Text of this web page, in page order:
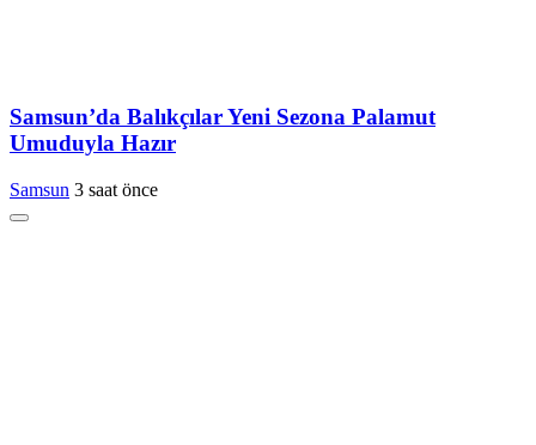
Samsun’da Balıkçılar Yeni Sezona Palamut
Umuduyla Hazır
Samsun 3 saat önce